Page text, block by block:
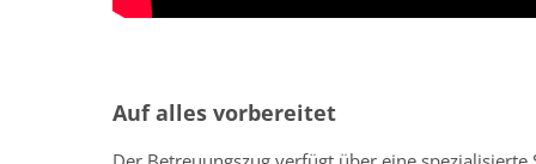
Auf alles vorbereitet